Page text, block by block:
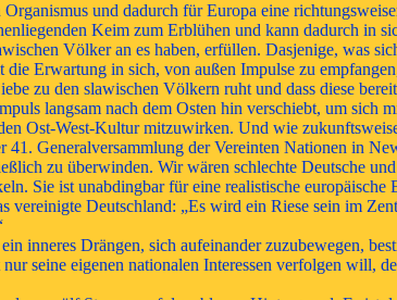
und dadurch für Europa eine
Keim zum Erblühen und kann dadurch in
Völker an es haben, erfüllen. Dasjenige, was
Erwartung in sich, von außen Impulse zu
zu den slawischen Völkern ruht und dass diese
langsam nach dem Osten hin verschiebt, um sich
Ost-West-Kultur mitzuwirken. Und wie
41. Generalversammlung der Vereinten Nationen in
zu überwinden. Wir wären schlechte Deutsche
Sie ist unabdingbar für eine realistische europäische
vereinigte Deutschland: „Es wird ein Riese sein im
inneres Drängen, sich aufeinander zuzubewegen,
seine eigenen nationalen Interessen verfolgen will,